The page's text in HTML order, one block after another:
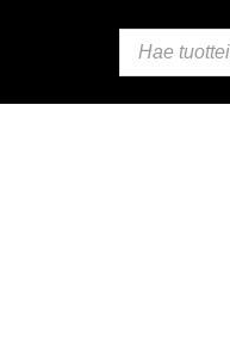
PRODUCTS
SEARCH